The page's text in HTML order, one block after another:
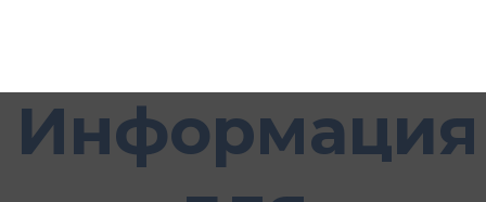
Информация